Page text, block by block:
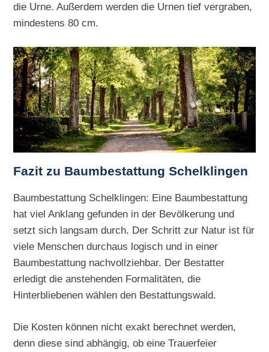
die Urne. Außerdem werden die Urnen tief vergraben,
mindestens 80 cm.
Fazit zu Baumbestattung Schelklingen
Baumbestattung Schelklingen: Eine Baumbestattung
hat viel Anklang gefunden in der Bevölkerung und
setzt sich langsam durch. Der Schritt zur Natur ist für
viele Menschen durchaus logisch und in einer
Baumbestattung nachvollziehbar. Der Bestatter
erledigt die anstehenden Formalitäten, die
Hinterbliebenen wählen den Bestattungswald.
Die Kosten können nicht exakt berechnet werden,
denn diese sind abhängig, ob eine Trauerfeier